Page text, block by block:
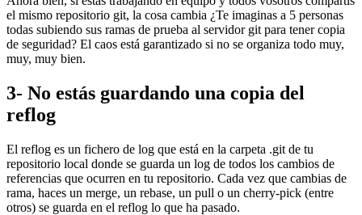
el mismo repositorio git, la cosa cambia ¿Te imaginas a 5 personas
todas subiendo sus ramas de prueba al servidor git para tener copia
de seguridad? El caos está garantizado si no se organiza todo muy,
muy, muy bien.
3- No estás guardando una copia del
reflog
El reflog es un fichero de log que está en la carpeta .git de tu
repositorio local donde se guarda un log de todos los cambios de
referencias que ocurren en tu repositorio. Cada vez que cambias de
rama, haces un merge, un rebase, un pull o un cherry-pick (entre
otros) se guarda en el reflog lo que ha pasado.